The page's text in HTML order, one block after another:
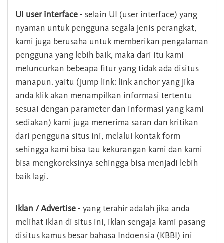
UI user interface - selain UI (user interface) yang
nyaman untuk pengguna segala jenis perangkat,
kami juga berusaha untuk memberikan pengalaman
pengguna yang lebih baik, maka dari itu kami
meluncurkan bebeapa fitur yang tidak ada disitus
manapun. yaitu (jump link: link anchor yang jika
anda klik akan menampilkan informasi tertentu
sesuai dengan parameter dan informasi yang kami
sediakan) kami juga menerima saran dan kritikan
dari pengguna situs ini, melalui kontak form
sehingga kami bisa tau kekurangan kami dan kami
bisa mengkoreksinya sehingga bisa menjadi lebih
baik lagi.
Iklan / Advertise - yang terahir adalah jika anda
melihat iklan di situs ini, iklan sengaja kami pasang
disitus kamus besar bahasa Indoensia (KBBI) ini